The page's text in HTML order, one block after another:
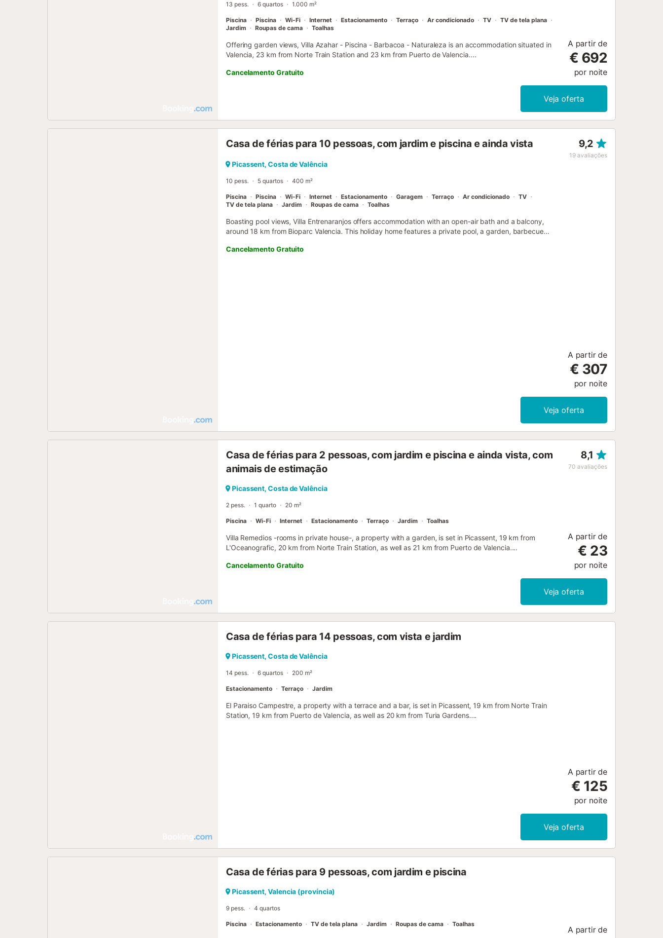
13 pess. 6 quartos 1.000 m²
Piscina Piscina Wi-Fi Internet Estacionamento Terraço Ar condicionado TV
TV de tela plana
Jardim
Roupas de cama Toalhas
Offering garden views, Villa Azahar - Piscina - Barbacoa - Naturaleza is an accommodation situated in
Valencia, 23 km from Norte Train Station and 23 km from Puerto de Valencia....
Cancelamento Gratuito
A partir de
€ 692
por noite
Veja oferta
Casa de férias para 10 pessoas, com jardim e piscina e ainda vista 9,2
19 avaliações
Picassent, Costa de Valência
10 pess. 5 quartos 400 m²
Piscina Piscina Wi-Fi Internet Estacionamento Garagem Terraço Ar condicionado
TV
TV de tela plana
Jardim Roupas de cama Toalhas
Boasting pool views, Villa Entrenaranjos offers accommodation with an open-air bath and a balcony,
around 18 km from Bioparc Valencia. This holiday home features a private pool, a garden, barbecue
Cancelamento Gratuito
A partir de
€ 307
por noite
Veja oferta
Casa de férias para 2 pessoas, com jardim e piscina e ainda vista, com
animais de estimação
8,1
70 avaliações
Picassent, Costa de Valência
2 pess. 1 quarto 20 m²
Piscina Wi-Fi Internet Estacionamento Terraço Jardim Toalhas
Villa Remedios -rooms in private house-, a property with a garden, is set in Picassent, 19 km from
L'Oceanografic, 20 km from Norte Train Station, as well as 21 km from Puerto de Valencia....
Cancelamento Gratuito
A partir de
€ 23
por noite
Veja oferta
Casa de férias para 14 pessoas, com vista e jardim
Picassent, Costa de Valência
14 pess. 6 quartos 200 m²
Estacionamento Terraço Jardim
El Paraiso Campestre, a property with a terrace and a bar, is set in Picassent, 19 km from Norte Train
Station, 19 km from Puerto de Valencia, as well as 20 km from Turia Gardens....
A partir de
€ 125
por noite
Veja oferta
Casa de férias para 9 pessoas, com jardim e piscina
Picassent, Valencia (província)
9 pess. 4 quartos
Piscina Estacionamento TV de tela plana Jardim Roupas de cama Toalhas
A partir de